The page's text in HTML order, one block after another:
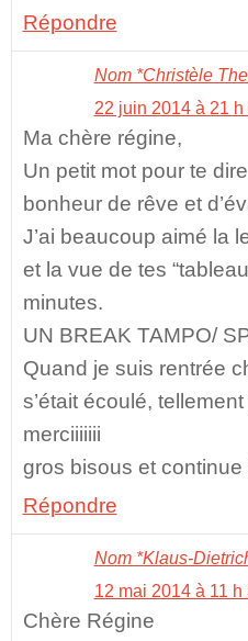
Répondre
Nom *Christèle
22 juin 2014 à 21 h
Ma chère régine,
Un petit mot pour te
bonheur de rêve et
J’ai beaucoup aimé la
et la vue de tes
minutes.
UN BREAK TAMPO/
Quand je suis rentrée
s’était écoulé,
merciiiiiii
gros bisous et
Répondre
Nom *Klaus-
12 mai 2014 à 11 h
Chère Régine